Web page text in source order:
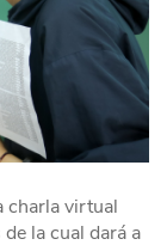
charla virtual
la cual dará a